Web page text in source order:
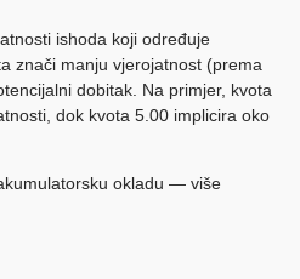
ishoda koji određuje
znači manju vjerojatnost (prema
dobitak. Na primjer, kvota
dok kvota 5.00 implicira oko
okladu — više